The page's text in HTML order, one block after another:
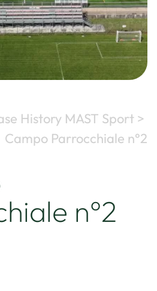
History MAST Sport >
Campo Parrocchiale n°2
n°2